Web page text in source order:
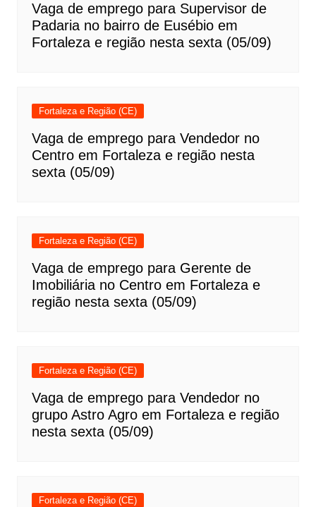
Vaga de emprego para Supervisor de
Padaria no bairro de Eusébio em
Fortaleza e região nesta sexta (05/09)
Fortaleza e Região (CE)
Vaga de emprego para Vendedor no
Centro em Fortaleza e região nesta
sexta (05/09)
Fortaleza e Região (CE)
Vaga de emprego para Gerente de
Imobiliária no Centro em Fortaleza e
região nesta sexta (05/09)
Fortaleza e Região (CE)
Vaga de emprego para Vendedor no
grupo Astro Agro em Fortaleza e região
nesta sexta (05/09)
Fortaleza e Região (CE)